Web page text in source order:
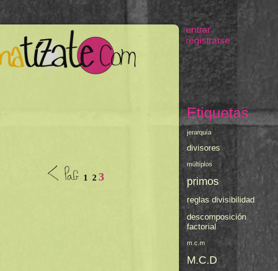
1 2 3
Etiquetas
jerarquía
divisores
múltiplos
primos
reglas divisibilidad
descomposición
factorial
m.c.m
M.C.D